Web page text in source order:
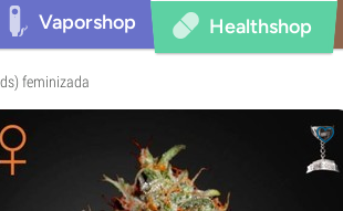
Vaporshop Healthshop
feminizada